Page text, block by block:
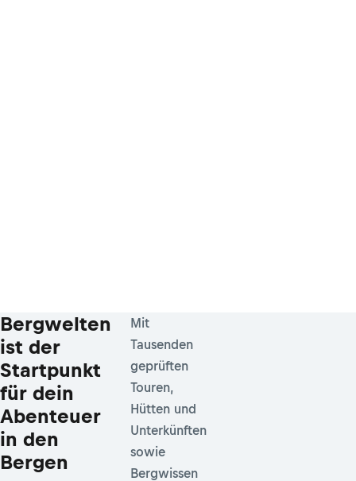
Bergwelten
ist der
Startpunkt
für dein
Abenteuer
in den
Bergen
Mit
Tausenden
geprüften
Touren,
Hütten und
Unterkünften
sowie
Bergwissen